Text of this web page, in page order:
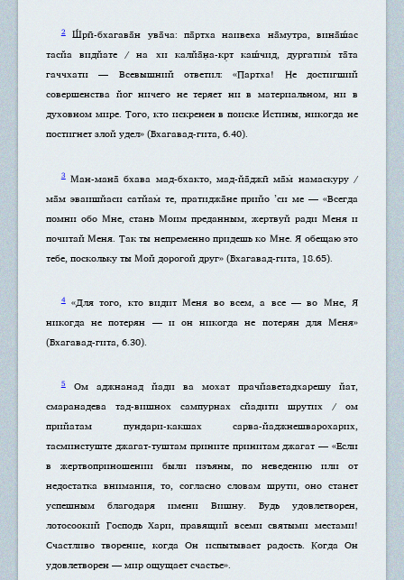
2Ш́рӣ-бхагава̄н ува̄ча: па̄ртха наивеха на̄мутра, вина̄ш́ас
тасйа видйате / на хи калйа̄н̣а-кр̣т каш́чид, дургатим̇ та̄та
гаччхати — Всевышний ответил: «Партха! Не достигший
совершенства йог ничего не теряет ни в материальном, ни в
духовном мире. Того, кто искренен в поиске Истины, никогда не
постигнет злой удел» (Бхагавад-гита, 6.40).
3Ман-мана̄ бхава мад-бхакто, мад-йа̄джӣ ма̄м̇ намаскуру /
ма̄м эваишйаси сатйам̇ те, пратиджа̄не прийо ’си ме — «Всегда
помни обо Мне, стань Моим преданным, жертвуй ради Меня и
почитай Меня. Так ты непременно придешь ко Мне. Я обещаю это
тебе, поскольку ты Мой дорогой друг» (Бхагавад-гита, 18.65).
4«Для того, кто видит Меня во всем, а все — во Мне, Я
никогда не потерян — и он никогда не потерян для Меня»
(Бхагавад-гита, 6.30).
5Ом аджнанад йади ва мохат прачйаветадхарешу йат,
смаранадева тад-вишнох сампурнах сйадити шрутих / ом
прийатам пундари-какшах сарва-йаджнешварохарих,
тасминстуште джагат-туштам прините принитам джагат — «Если
в жертвоприношении были изъяны, по неведению или от
недостатка внимания, то, согласно словам шрути, оно станет
успешным благодаря имени Вишну. Будь удовлетворен,
лотосоокий Господь Хари, правящий всеми святыми местами!
Счастливо творение, когда Он испытывает радость. Когда Он
удовлетворен — мир ощущает счастье».